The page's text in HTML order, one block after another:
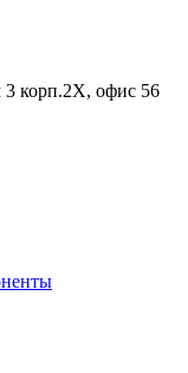
3 корп.2X, офис 56